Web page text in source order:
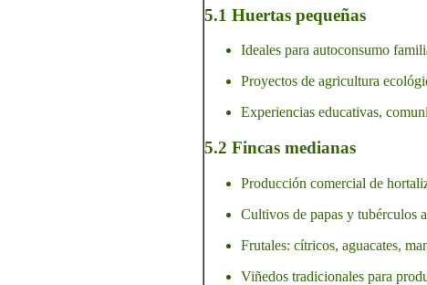
5.1 Huertas pequeñas
Ideales para autoconsumo
Proyectos de agricultura
Experiencias educativas,
5.2 Fincas medianas
Producción comercial de
Cultivos de papas y tubérculos
Frutales: cítricos, aguacates,
Viñedos tradicionales para